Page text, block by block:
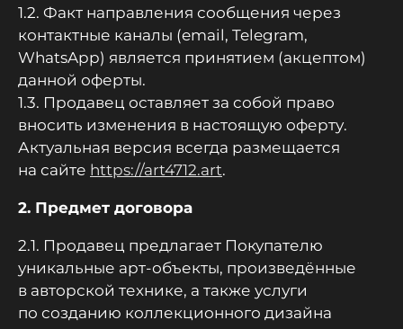
1.2. Факт направления сообщения через
контактные каналы (email, Telegram,
WhatsApp) является принятием (акцептом)
данной оферты.
1.3. Продавец оставляет за собой право
вносить изменения в настоящую оферту.
Актуальная версия всегда размещается
на сайте https://art4712.art.
2. Предмет договора
2.1. Продавец предлагает Покупателю
уникальные арт-объекты, произведённые
в авторской технике, а также услуги
по созданию коллекционного дизайна